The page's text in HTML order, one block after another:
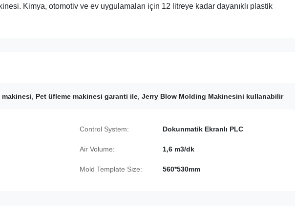
Kimya, otomotiv ve ev uygulamaları için 12 litreye kadar dayanıklı plastik
Pet üfleme makinesi garanti ile Jerry Blow Molding Makinesini kullanabilir
Control System: Dokunmatik Ekranlı PLC
Air Volume: 1,6 m3/dk
Mold Template Size: 560*530mm